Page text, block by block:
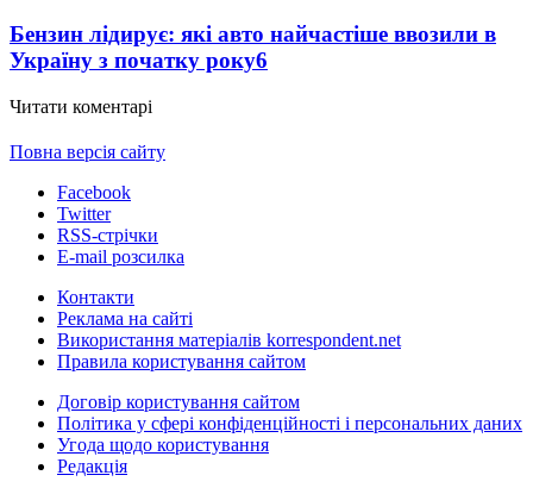
Бензин лідирує: які авто найчастіше ввозили в
Україну з початку року6
Читати коментарі
Повна версія сайту
Facebook
Twitter
RSS-стрічки
E-mail розсилка
Контакти
Реклама на сайті
Використання матеріалів korrespondent.net
Правила користування сайтом
Договір користування сайтом
Політика у сфері конфіденційності і персональних даних
Угода щодо користування
Редакція